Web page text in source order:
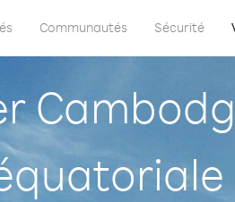
Communautés Sécurité